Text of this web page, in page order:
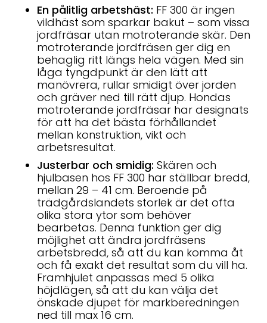
En pålitlig arbetshäst: FF 300 är ingen
vildhäst som sparkar bakut – som vissa
jordfräsar utan motroterande skär. Den
motroterande jordfräsen ger dig en
behaglig ritt längs hela vägen. Med sin
låga tyngdpunkt är den lätt att
manövrera, rullar smidigt över jorden
och gräver ned till rätt djup. Hondas
motroterande jordfräsar har designats
för att ha det bästa förhållandet
mellan konstruktion, vikt och
arbetsresultat.
Justerbar och smidig: Skären och
hjulbasen hos FF 300 har ställbar bredd,
mellan 29 – 41 cm. Beroende på
trädgårdslandets storlek är det ofta
olika stora ytor som behöver
bearbetas. Denna funktion ger dig
möjlighet att ändra jordfräsens
arbetsbredd, så att du kan komma åt
och få exakt det resultat som du vill ha.
Framhjulet anpassas med 5 olika
höjdlägen, så att du kan välja det
önskade djupet för markberedningen
ned till max 16 cm.